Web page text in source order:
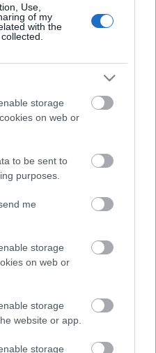
Use,
of my
with the
storage
on web or
to be sent to
purposes.
me
storage
on web or
storage
website or app.
storage
Ezúttal a
szeretném nektek
áron került